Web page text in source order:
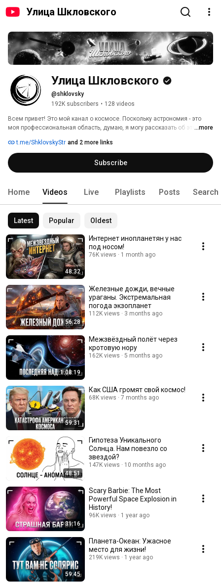
Улица Шкловского
Улица Шкловского
@shklovsky
192K subscribers • 128 videos
Всем привет! Это мой канал о космосе. Поскольку астрономия - это
моя профессиональная область, думаю, я могу рассказать об этом кое-
научные мифы и заблуждения и многое другое. Подписывайся на
канал. Здесь говорят об астрономии.
...more
t.me/ShklovskyStr and 2 more links
Subscribe
Home Videos Live Playlists Posts Search
Latest Popular Oldest
48:32
Интернет инопланетян у нас
под носом!
76K views 1 month ago
56:28
Железные дожди, вечные
ураганы. Экстремальная
погода экзопланет
112K views 3 months ago
1:08:19
Межзвёздный полёт через
кротовую нору
162K views 5 months ago
59:31
Как США громят свой космос!
68K views 7 months ago
48:51
Гипотеза Уникального
Солнца. Нам повезло со
звездой?
147K views 10 months ago
31:16
Scary Barbie: The Most
Powerful Space Explosion in
History!
96K views 1 year ago
59:45
Планета-Океан: Ужасное
место для жизни!
219K views 1 year ago